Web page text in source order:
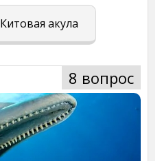
Китовая акула
8 вопрос